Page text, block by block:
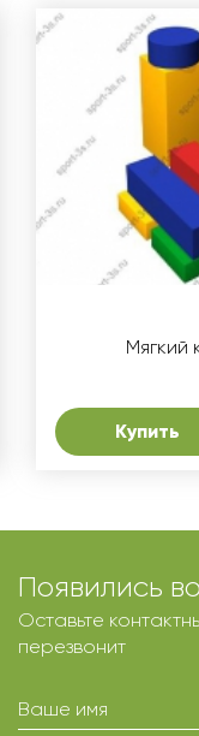
Мягкий
Купить
Появились
Оставьте
перезвонит
Ваше имя